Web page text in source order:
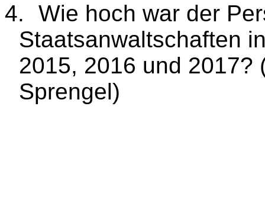
4.
Wie hoch war der
Staatsanwaltschaften
2015, 2016 und 2017?
Sprengel)